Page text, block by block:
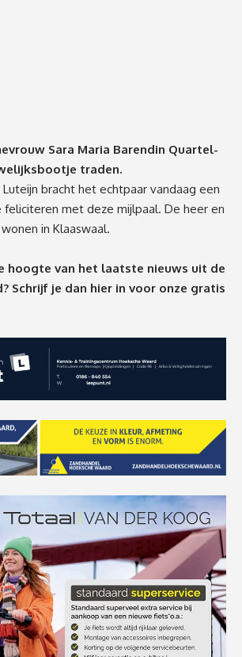
Sara Maria Barendin Quartel-
traden.
bracht het echtpaar vandaag een
met deze mijlpaal. De heer en
in Klaaswaal.
hoogte van het laatste nieuws uit de
Schrijf je dan hier in voor onze gratis